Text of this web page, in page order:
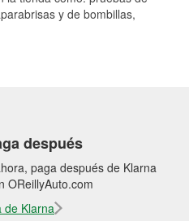
y de bombillas,
después
paga después de Klarna
OReillyAuto.com
de Klarna